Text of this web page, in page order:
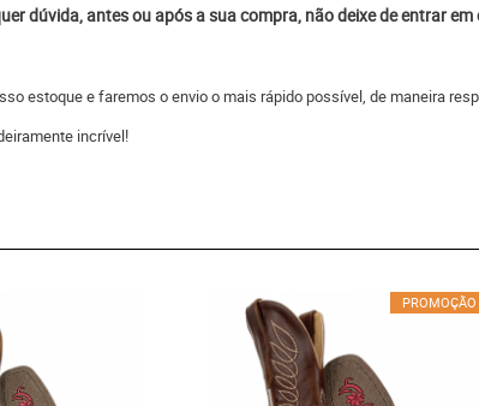
dúvida, antes ou após a sua compra, não deixe de entrar
estoque e faremos o envio o mais rápido possível, de maneira
incrível!
PROMOÇÃO